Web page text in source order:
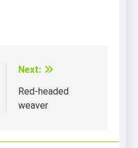
Next:
Red-headed
weaver